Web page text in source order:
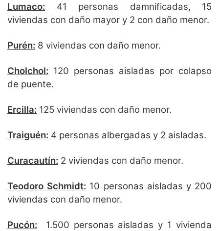
Lumaco: 41 personas damnificadas, 15
viviendas con daño mayor y 2 con daño menor.
Purén: 8 viviendas con daño menor.
Cholchol: 120 personas aisladas por colapso
de puente.
Ercilla: 125 viviendas con daño menor.
Traiguén: 4 personas albergadas y 2 aisladas.
Curacautín: 2 viviendas con daño menor.
Teodoro Schmidt: 10 personas aisladas y 200
viviendas con daño menor.
Pucón: 1.500 personas aisladas y 1 vivienda